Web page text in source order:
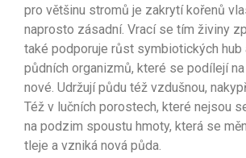
pro většinu stromů je zakrytí kořenů
naprosto zásadní. Vrací se tím živiny
také podporuje růst symbiotických hub
půdních organizmů, které se podílejí
nové. Udržují půdu též vzdušnou,
Též v lučních porostech, které nejsou
na podzim spoustu hmoty, která se
tleje a vzniká nová půda.